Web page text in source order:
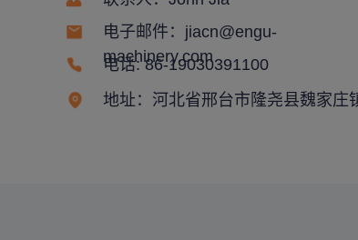
电子邮件：jiacn@engu-
machinery.com
电话: 86-19030391100
地址：河北省邢台市隆尧县魏家庄